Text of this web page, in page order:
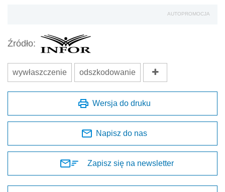
AUTOPROMOCJA
Źródło:
wywłaszczenie odszkodowanie
Wersja do druku
Napisz do nas
Zapisz się na newsletter